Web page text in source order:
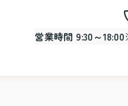
営業時間 9:30～